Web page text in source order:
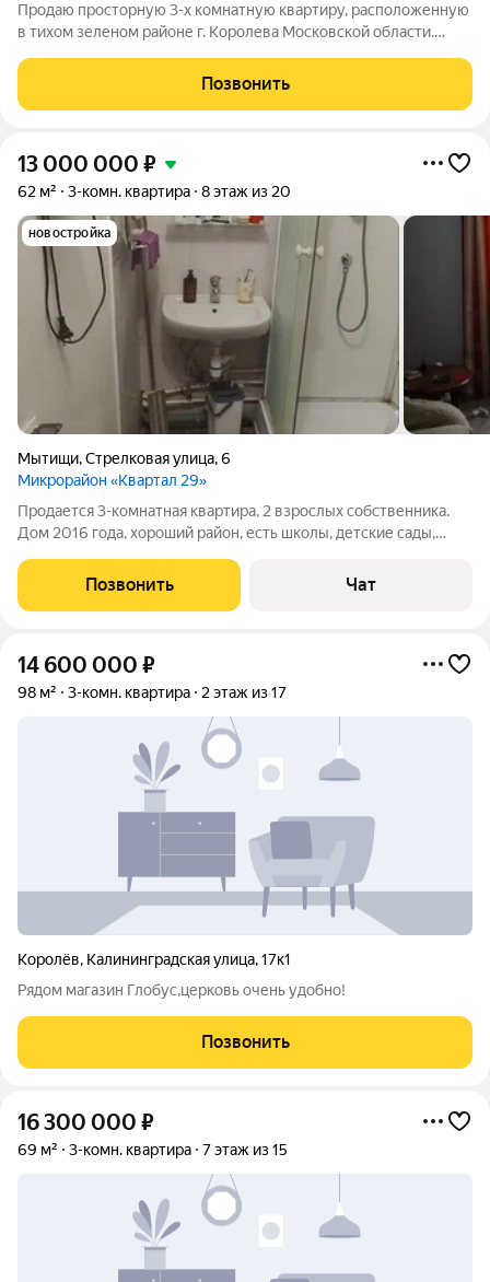
Продаю просторную 3-х комнатную квартиру, расположенную
в тихом зеленом районе г. Королева Московской области.
площадью 85,6 кв. м. на 2-м этаже 17-ти этажного дома. Три
изолированные просторные
Позвонить
13 000 000 ₽
62 м² 3-комн. квартира 8 этаж из 20
новостройка
Мытищи,Стрелковая улица,6
Микрорайон «Квартал 29»
Продается 3-комнатная квартира, 2 взрослых собственника.
Дом 2016 года, хороший район, есть школы, детские сады,
шаговой доступности), рядом остановки общественного
транспорта. Торг уместен.
Позвонить Чат
14 600 000 ₽
98 м² 3-комн. квартира 2 этаж из 17
Королёв, Калининградская улица,17к1
Рядом магазин Глобус,церковь очень удобно!
Позвонить
16 300 000 ₽
69 м² 3-комн. квартира 7 этаж из 15